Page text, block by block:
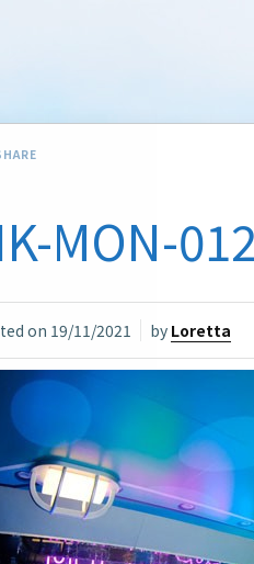
MON-
on 19/11/2021 by Loretta